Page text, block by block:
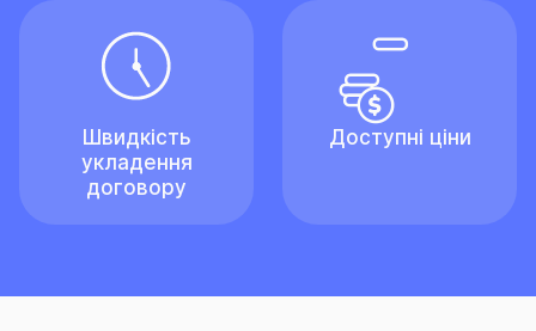
Швидкість
укладення
договору
Доступні ціни